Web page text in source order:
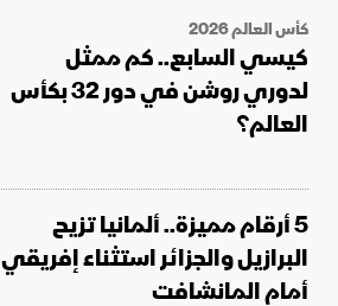
كأس العالم 2026
كيسي السابع.. كم ممثل
لدوري روشن في دور 32 بكأس
العالم؟
5 أرقام مميزة.. ألمانيا تزيح
البرازيل والجزائر استثناء إفريقي
أمام المانشافت